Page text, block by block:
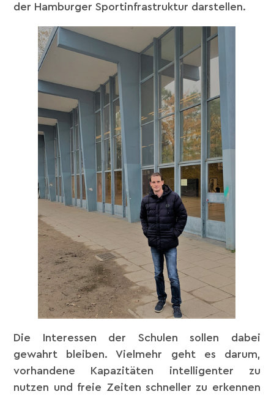
der Hamburger Sportinfrastruktur darstellen.
Die Interessen der Schulen sollen dabei
gewahrt bleiben. Vielmehr geht es darum,
vorhandene Kapazitäten intelligenter zu
nutzen und freie Zeiten schneller zu erkennen